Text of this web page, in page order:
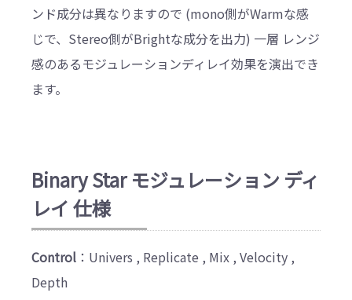
ンド成分は異なりますので (mono側がWarmな感
じで、Stereo側がBrightな成分を出力) 一層 レンジ
感のあるモジュレーションディレイ効果を演出でき
ます。
Binary Star モジュレーション ディ
レイ 仕様
Control ：Univers , Replicate , Mix , Velocity ,
Depth